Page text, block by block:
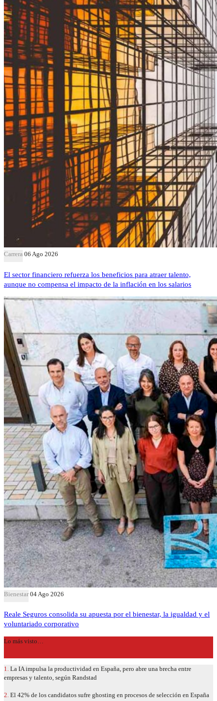
Carrera 06 Ago 2026
El sector financiero refuerza los beneficios para atraer talento,
aunque no compensa el impacto de la inflación en los salarios
Bienestar 04 Ago 2026
Reale Seguros consolida su apuesta por el bienestar, la igualdad y el
voluntariado corporativo
Lo más visto…
1. La IA impulsa la productividad en España, pero abre una brecha entre
empresas y talento, según Randstad
2. El 42% de los candidatos sufre ghosting en procesos de selección en España